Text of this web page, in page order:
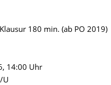
180 min. (ab PO 2019)
14:00 Uhr
U